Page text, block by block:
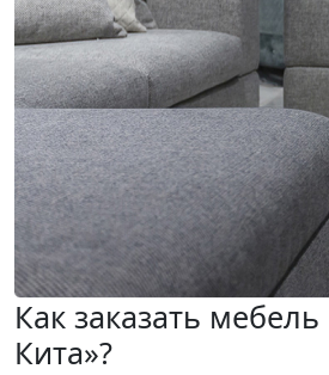
Как заказать
Кита»?